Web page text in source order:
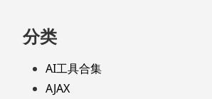
分类
AI工具合集
AJAX